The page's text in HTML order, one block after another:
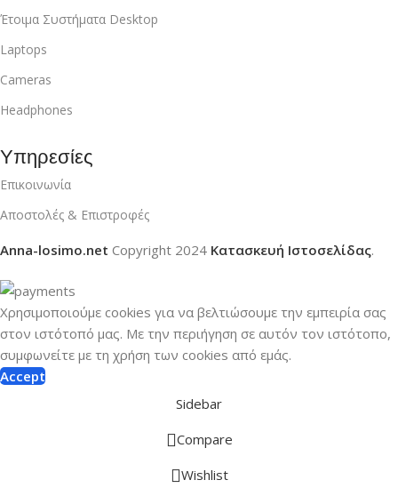
Έτοιμα Συστήματα Desktop
Laptops
Cameras
Headphones
Υπηρεσίες
Επικοινωνία
Αποστολές & Επιστροφές
Anna-losimo.net Copyright 2024 Κατασκευή Ιστοσελίδας.
Χρησιμοποιούμε cookies για να βελτιώσουμε την εμπειρία σας
στον ιστότοπό μας. Με την περιήγηση σε αυτόν τον ιστότοπο,
συμφωνείτε με τη χρήση των cookies από εμάς.
Accept
Sidebar
Compare
Wishlist